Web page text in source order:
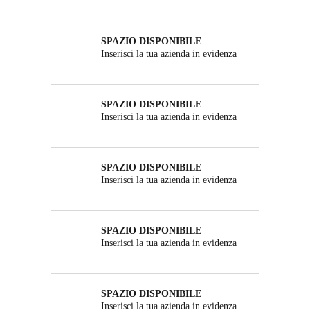
SPAZIO DISPONIBILE
Inserisci la tua azienda in evidenza
SPAZIO DISPONIBILE
Inserisci la tua azienda in evidenza
SPAZIO DISPONIBILE
Inserisci la tua azienda in evidenza
SPAZIO DISPONIBILE
Inserisci la tua azienda in evidenza
SPAZIO DISPONIBILE
Inserisci la tua azienda in evidenza